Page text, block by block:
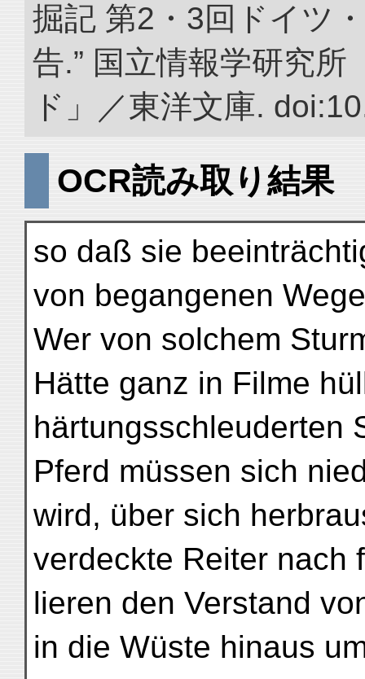
掘記 第2・3回ドイツ
告.” 国立情報学研究
ド」／東洋文庫.
OCR読み取り結果
so daß sie
von begangenen
Wer von solchem
Hätte ganz in Filme
härtungsschleuderten
Pferd müssen sich
wird, über sich
verdeckte Reiter nach
lieren den Verstand
in die Wüste hinaus